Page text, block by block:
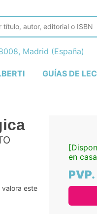
GUÍAS DE
Madrid (España)
valora este
en
PVP.